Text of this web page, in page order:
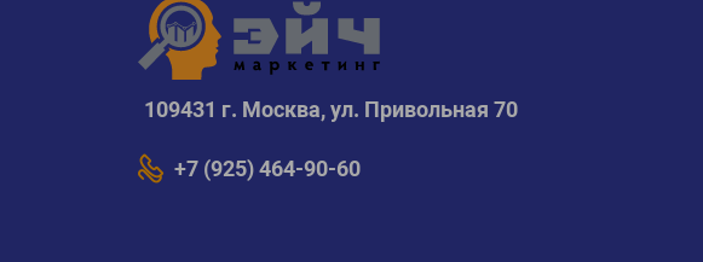
109431 г. Москва, ул. Привольная 70
+7 (925) 464-90-60